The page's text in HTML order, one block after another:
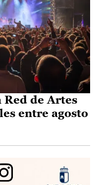
Red de Artes
entre agosto